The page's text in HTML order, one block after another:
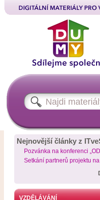
Nejnovější články z
Pozvánka na konferenci
Setkání partnerů projektu
VZDĚLÁVÁNÍ